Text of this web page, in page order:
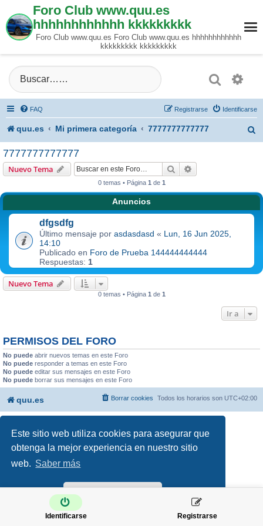
Este sitio web utiliza cookies para asegurar que
obtenga la mejor experiencia en nuestro sitio
web. Saber más
Foro Club www.quu.es
hhhhhhhhhhhh kkkkkkkkk
Foro Club www.quu.es Foro Club www.quu.es hhhhhhhhhhhh
kkkkkkkkk kkkkkkkkk
Buscar
FAQ Identificarse
Registrarse
quu.es Mi primera categoría 7777777777777
7777777777777
Nuevo Tema Buscar
0 temas • Página 1 de 1
Anuncios
dfgsdfg
Último mensaje por asdasdasd « Lun, 16 Jun 2025,
14:10
Publicado en Foro de Prueba 144444444444
Respuestas: 1
Nuevo Tema
0 temas • Página 1 de 1
Ir a
PERMISOS DEL FORO
No puede abrir nuevos temas en este Foro
No puede responder a temas en este Foro
No puede editar sus mensajes en este Foro
No puede borrar sus mensajes en este Foro
quu.es Todos los horarios son UTC+02:00
Borrar cookies
Traducción al español porphpBB España
Privacidad
Identificarse Registrarse